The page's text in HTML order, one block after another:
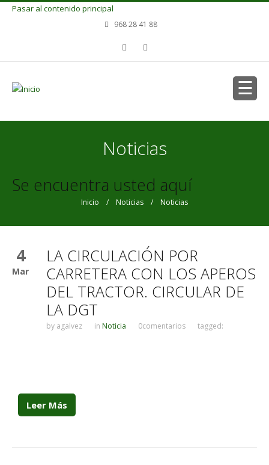
Pasar al contenido principal
968 28 41 88
Noticias
Se encuentra usted aquí
Inicio / Noticias / Noticias
4
Mar
LA CIRCULACIÓN POR
CARRETERA CON LOS APEROS
DEL TRACTOR. CIRCULAR DE
LA DGT
by agalvez in Noticia 0comentarios tagged:
Leer Más